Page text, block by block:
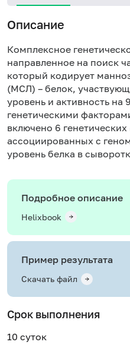
Описание
Комплексное
направленное на поиск
который кодирует
(МСЛ) – белок,
уровень и активность на
генетическими
включено 6
ассоциированных c
уровень белка в
Подробное описание
Helixbook
Пример результата
Скачать файл
Срок выполнения
10 суток